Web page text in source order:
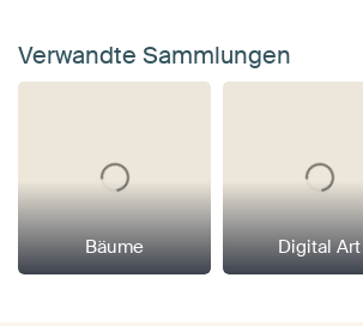
Verwandte Sammlungen
Bäume Digital Art